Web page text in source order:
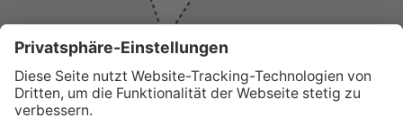
WICHTIGE LINKS